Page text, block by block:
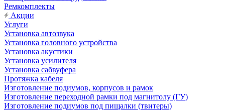
Ремкомплекты
Акции
Услуги
Установка автозвука
Установка головного устройства
Установка акустики
Установка усилителя
Установка сабвуфера
Протяжка кабеля
Изготовление подиумов, корпусов и рамок
Изготовление переходной рамки под магнитолу (ГУ)
Изготовление подиумов под пищалки (твитеры)